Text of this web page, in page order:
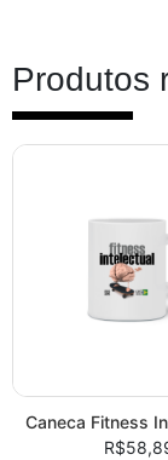
Produtos
Caneca Fitness